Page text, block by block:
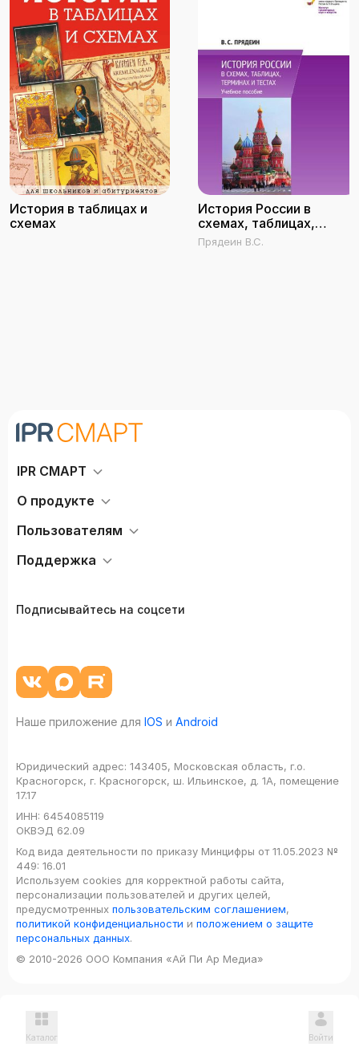
История в таблицах и
схемах
История России в
схемах, таблицах,
терминах и тестах
Прядеин В.С.
IPR СМАРТ
О продукте
Пользователям
Поддержка
Подписывайтесь на соцсети
Наше приложение для IOS и Android
Юридический адрес: 143405, Московская область, г.о.
Красногорск, г. Красногорск, ш. Ильинское, д. 1А, помещение
17.17
ИНН: 6454085119
ОКВЭД 62.09
Код вида деятельности по приказу Минцифры от 11.05.2023 №
449: 16.01
Используем cookies для корректной работы сайта,
персонализации пользователей и других целей,
предусмотренных пользовательским соглашением,
политикой конфиденциальности и положением о защите
персональных данных.
© 2010-2026 ООО Компания «Ай Пи Ар Медиа»
Каталог Войти